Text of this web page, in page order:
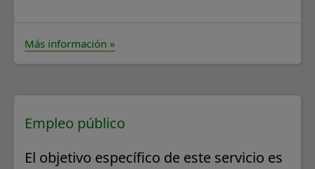
Más información »
Empleo público
El objetivo específico de este servicio es